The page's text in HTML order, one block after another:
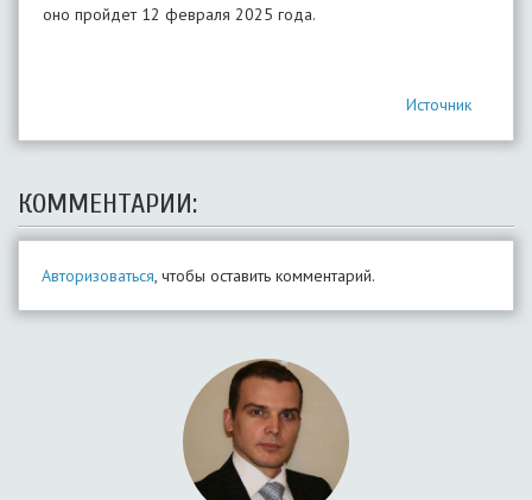
оно пройдет 12 февраля 2025 года.
Источник
КОММЕНТАРИИ:
Авторизоваться, чтобы оставить комментарий.